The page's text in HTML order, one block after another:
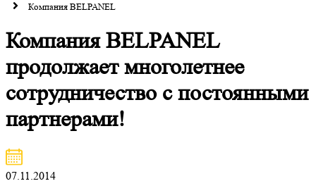
Компания BELPANEL
Компания BELPANEL
продолжает многолетнее
сотрудничество с постоянными
партнерами!
07.11.2014